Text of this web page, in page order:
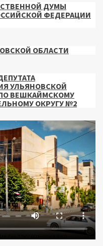
ДУМЫ
ФЕДЕРАЦИИ
ОБЛАСТИ
УЛЬЯНОВСКОЙ
ВЕШКАЙМСКОМУ
ОКРУГУ №2